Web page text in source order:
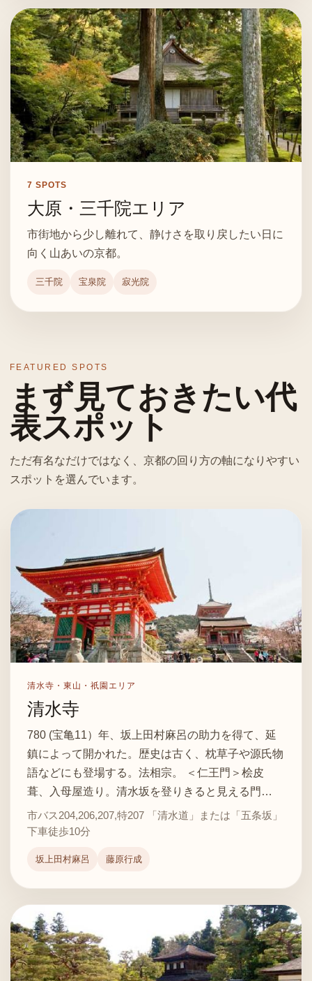
7 SPOTS
大原・三千院エリア
市街地から少し離れて、静けさを取り戻したい日に
向く山あいの京都。
三千院 宝泉院 寂光院
FEATURED SPOTS
まず見ておきたい代
表スポット
ただ有名なだけではなく、京都の回り方の軸になりやすい
スポットを選んでいます。
清水寺・東山・祇園エリア
清水寺
780 (宝亀11）年、坂上田村麻呂の助力を得て、延
鎮によって開かれた。歴史は古く、枕草子や源氏物
語などにも登場する。法相宗。 ＜仁王門＞桧皮
葺、入母屋造り。清水坂を登りきると見える門…
市バス204,206,207,特207 「清水道」または「五条坂」
下車徒歩10分
坂上田村麻呂 藤原行成